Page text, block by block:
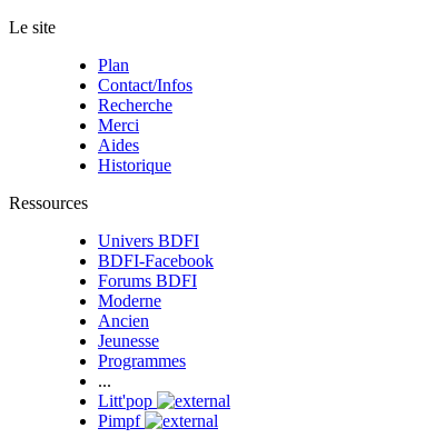
Le site
Plan
Contact/Infos
Recherche
Merci
Aides
Historique
Ressources
Univers BDFI
BDFI-Facebook
Forums BDFI
Moderne
Ancien
Jeunesse
Programmes
...
Litt'pop
Pimpf